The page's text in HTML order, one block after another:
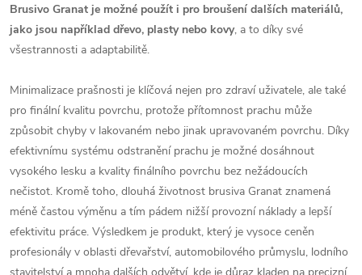
Brusivo Granat je možné použít i pro broušení dalších materiálů,
jako jsou například dřevo, plasty nebo kovy, a to díky své
všestrannosti a adaptabilitě.
Minimalizace prašnosti je klíčová nejen pro zdraví uživatele, ale také
pro finální kvalitu povrchu, protože přítomnost prachu může
způsobit chyby v lakovaném nebo jinak upravovaném povrchu. Díky
efektivnímu systému odstranění prachu je možné dosáhnout
vysokého lesku a kvality finálního povrchu bez nežádoucích
nečistot. Kromě toho, dlouhá životnost brusiva Granat znamená
méně častou výměnu a tím pádem nižší provozní náklady a lepší
efektivitu práce. Výsledkem je produkt, který je vysoce ceněn
profesionály v oblasti dřevařství, automobilového průmyslu, lodního
stavitelství a mnoha dalších odvětví, kde je důraz kladen na precizní